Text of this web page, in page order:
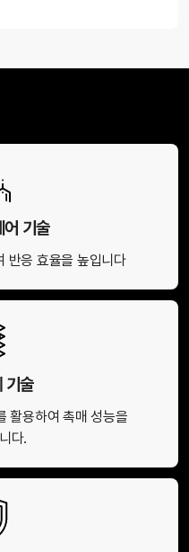
어 기술
반응 효율을 높입니다
기술
활용하여 촉매 성능을
다.